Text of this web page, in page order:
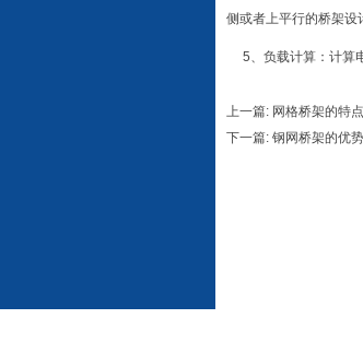
侧或者上平行的桥架设
5、负载计算：计算
上一篇: 网格桥架的特
下一篇: 钢网桥架的优